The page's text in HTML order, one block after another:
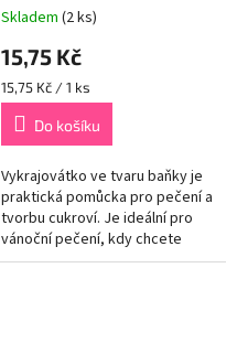
Skladem (2 ks)
15,75 Kč
Měrná
cena:
15,75 Kč / 1 ks
Do košíku
Vykrajovátko ve tvaru baňky je
praktická pomůcka pro pečení a
tvorbu cukroví. Je ideální pro
vánoční pečení, kdy chcete
vytvořit dekorativní a tematické